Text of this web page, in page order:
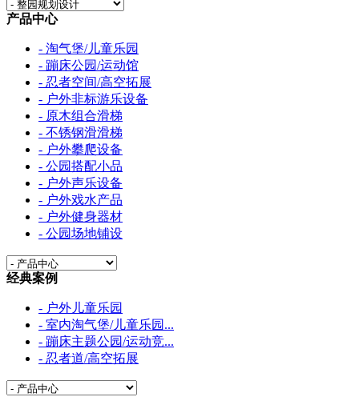
产品中心
- 淘气堡/儿童乐园
- 蹦床公园/运动馆
- 忍者空间/高空拓展
- 户外非标游乐设备
- 原木组合滑梯
- 不锈钢滑滑梯
- 户外攀爬设备
- 公园搭配小品
- 户外声乐设备
- 户外戏水产品
- 户外健身器材
- 公园场地铺设
经典案例
- 户外儿童乐园
- 室内淘气堡/儿童乐园...
- 蹦床主题公园/运动竞...
- 忍者道/高空拓展